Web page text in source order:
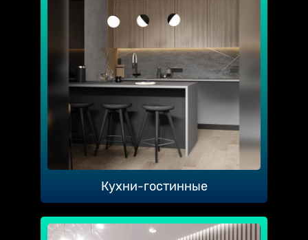
Кухни-гостинные